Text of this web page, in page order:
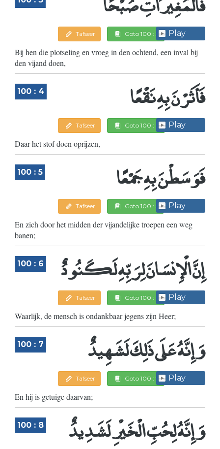
Tafseer Goto 100 : 3 Play
Bij hen die plotseling en vroeg in den ochtend, een inval bij
den vijand doen,
100 : 4 فَأَثَرْنَ بِهِ نَقْعًا
Tafseer Goto 100 : 4 Play
Daar het stof doen oprijzen,
100 : 5 فَوَسَطْنَ بِهِ جَمْعًا
Tafseer Goto 100 : 5 Play
En zich door het midden der vijandelijke troepen een weg
banen;
100 : 6 إِنَّ الْإِنسَانَ لِرَبِّهِ لَكَنُودٌ
Tafseer Goto 100 : 6 Play
Waarlijk, de mensch is ondankbaar jegens zijn Heer;
100 : 7 وَإِنَّهُ عَلَى ذَلِكَ لَشَهِيدٌ
Tafseer Goto 100 : 7 Play
En hij is getuige daarvan;
100 : 8 وَإِنَّهُ لِحُبِّ الْخَيْرِ لَشَدِيدٌ